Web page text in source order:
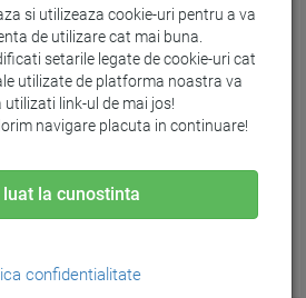
si utilizeaza cookie-uri pentru a va
de utilizare cat mai buna.
setarile legate de cookie-uri cat
utilizate de platforma noastra va
utilizati link-ul de mai jos!
navigare placuta in continuare!
la cunostinta
confidentialitate